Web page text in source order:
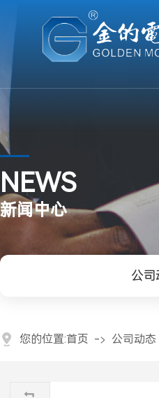
NEWS
新闻中心
公司
您的位置:首页 -> 公司动态